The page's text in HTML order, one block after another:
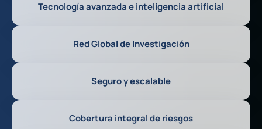
Tecnología avanzada e inteligencia artificial
Red Global de Investigación
Seguro y escalable
Cobertura integral de riesgos